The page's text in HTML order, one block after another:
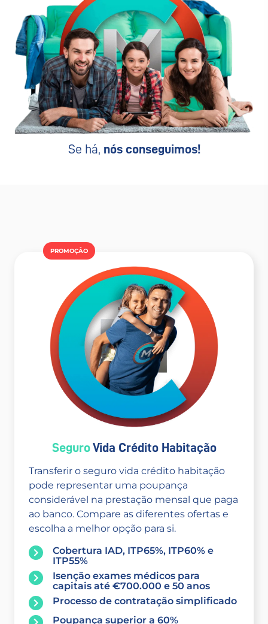
Se há, nós conseguimos!
PROMOÇÂO
SeguroVida Crédito Habitação
Transferir o seguro vida crédito habitação
pode representar uma poupança
considerável na prestação mensal que paga
ao banco. Compare as diferentes ofertas e
escolha a melhor opção para si.
Cobertura IAD, ITP65%, ITP60% e
ITP55%
Isenção exames médicos para
capitais até €700.000 e 50 anos
Processo de contratação simplificado
Poupança superior a 60%